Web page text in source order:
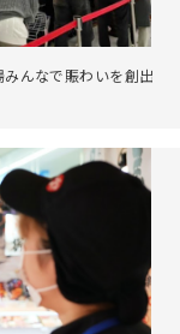
んなで賑わいを創出